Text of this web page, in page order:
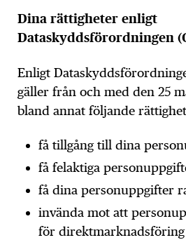
Dina rättigheter enligt
Dataskyddsförordningen
Enligt
gäller från och med den 25
bland annat följande
få tillgång till dina
få felaktiga
få dina personuppgifter
invända mot att
för direktmarknadsföring